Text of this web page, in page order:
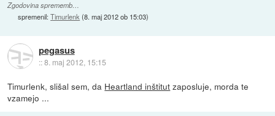
Zgodovina sprememb…
spremenil:Timurlenk(8. maj 2012 ob 15:03)
pegasus
::8. maj 2012, 15:15
Timurlenk, slišal sem, da Heartland inštitut zaposluje, morda te
vzamejo ...